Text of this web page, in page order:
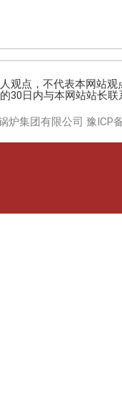
观点，不代表本网站
30日内与本网站站长联
炉集团有限公司 豫ICP